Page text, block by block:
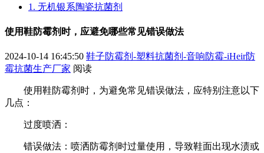
1. 无机银系陶瓷抗菌剂
使用鞋防霉剂时，应避免哪些常见错误做法
2024-10-14 16:45:50 鞋子防霉剂-塑料抗菌剂-音响防霉-iHeir防
霉抗菌生产厂家 阅读
使用鞋防霉剂时，为避免常见错误做法，应特别注意以下
几点：
过度喷洒：
错误做法：喷洒防霉剂时过量使用，导致鞋面出现水渍或